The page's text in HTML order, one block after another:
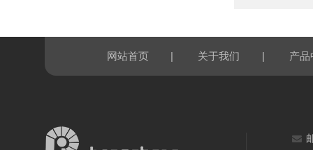
网站首页 | 关于我们 | 产品